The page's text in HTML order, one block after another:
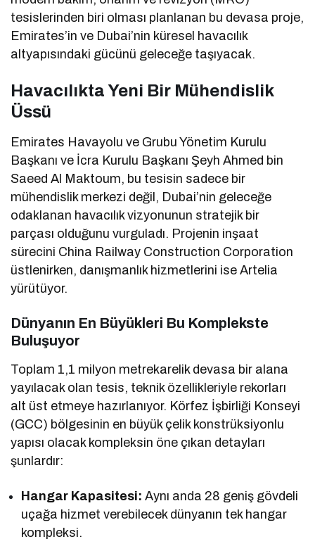
tesislerinden biri olması planlanan bu devasa proje,
Emirates’in ve Dubai’nin küresel havacılık
altyapısındaki gücünü geleceğe taşıyacak.
Havacılıkta Yeni Bir Mühendislik
Üssü
Emirates Havayolu ve Grubu Yönetim Kurulu
Başkanı ve İcra Kurulu Başkanı Şeyh Ahmed bin
Saeed Al Maktoum, bu tesisin sadece bir
mühendislik merkezi değil, Dubai’nin geleceğe
odaklanan havacılık vizyonunun stratejik bir
parçası olduğunu vurguladı. Projenin inşaat
sürecini China Railway Construction Corporation
üstlenirken, danışmanlık hizmetlerini ise Artelia
yürütüyor.
Dünyanın En Büyükleri Bu Komplekste
Buluşuyor
Toplam 1,1 milyon metrekarelik devasa bir alana
yayılacak olan tesis, teknik özellikleriyle rekorları
alt üst etmeye hazırlanıyor. Körfez İşbirliği Konseyi
(GCC) bölgesinin en büyük çelik konstrüksiyonlu
yapısı olacak kompleksin öne çıkan detayları
şunlardır:
Hangar Kapasitesi: Aynı anda 28 geniş gövdeli
uçağa hizmet verebilecek dünyanın tek hangar
kompleksi.